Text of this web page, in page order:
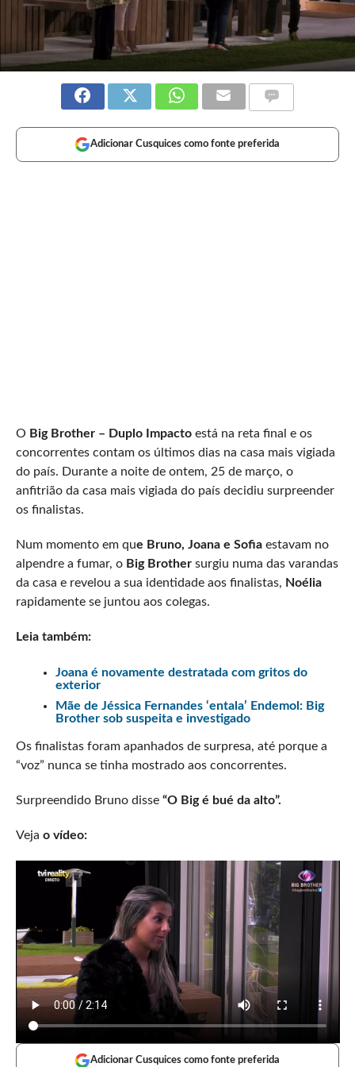
Adicionar Cusquices como fonte preferida
O Big Brother – Duplo Impactoestá na reta final e os
concorrentes contam os últimos dias na casa mais vigiada
do país. Durante a noite de ontem, 25 de março, o
anfitrião da casa mais vigiada do país decidiu surpreender
os finalistas.
Num momento em que Bruno, Joana e Sofiaestavam no
alpendre a fumar, o Big Brothersurgiu numa das varandas
da casa e revelou a sua identidade aos finalistas, Noélia
rapidamente se juntou aos colegas.
Leia também:
Joana é novamente destratada com gritos do
exterior
Mãe de Jéssica Fernandes ‘entala’ Endemol: Big
Brother sob suspeita e investigado
Os finalistas foram apanhados de surpresa, até porque a
“voz” nunca se tinha mostrado aos concorrentes.
Surpreendido Bruno disse “O Big é bué da alto”.
Veja o vídeo:
Adicionar Cusquices como fonte preferida